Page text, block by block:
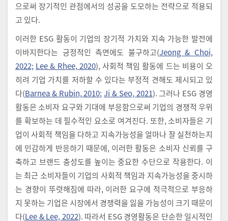
으로써 장기적인 관점에서의 성공을 도모하는 전략으로 적용되
고 있다.
이러한 ESG 활동이 기업의 장기적 가치와 지속 가능한 발전에
이바지한다는 긍정적인 측면에도 불구하고(Jeong & Choi,
2022; Lee & Rhee, 2020), 사회적 책임 활동에 드는 비용이 오
히려 기업 가치를 저하할 수 있다는 부정적 견해도 제시되고 있
다(Barnea & Rubin, 2010; Ji & Seo, 2021). 그러나 ESG 경영
활동은 소비자 요구와 기대에 부응함으로써 기업의 경쟁적 우위
를 확보하는 데 필수적인 요소로 여겨진다. 또한, 소비자들은 기
업이 사회적 책임을 다하고 지속가능성을 얼마나 잘 실천하는지
에 민감하게 반응하기 때문에, 이러한 활동은 소비자 신뢰를 구
축하고 브랜드 충성도를 높이는 중요한 수단으로 작용한다. 이
는 최근 소비자들이 기업의 사회적 책임과 지속가능성을 중시하
는 경향이 뚜렷해짐에 따라, 이러한 요구에 적극적으로 부응하
지 못하는 기업은 시장에서 경쟁력을 잃을 가능성이 크기 때문이
다(Lee & Lee, 2022). 따라서 ESG 경영활동은 단순한 일시적인